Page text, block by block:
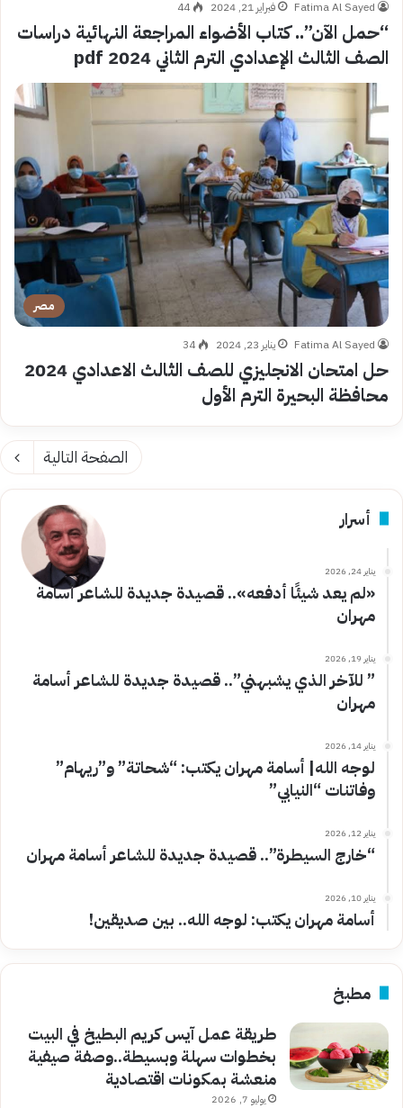
Fatima Al Sayed فبراير 21, 2024 44
“حمل الآن”.. كتاب الأضواء المراجعة النهائية دراسات
الصف الثالث الإعدادي الترم الثاني 2024 pdf
مصر
Fatima Al Sayed يناير 23, 2024 34
حل امتحان الانجليزي للصف الثالث الاعدادي 2024
محافظة البحيرة الترم الأول
الصفحة التالية
أسرار
يناير 24, 2026
«لم يعد شيئًا أدفعه».. قصيدة جديدة للشاعر أسامة
مهران
يناير 19, 2026
” للآخر الذي يشبهني”.. قصيدة جديدة للشاعر أسامة
مهران
يناير 14, 2026
لوجه الله| أسامة مهران يكتب: “شحاتة” و”ريهام”
وفاتنات “النيابي”
يناير 12, 2026
“خارج السيطرة”.. قصيدة جديدة للشاعر أسامة مهران
يناير 10, 2026
أسامة مهران يكتب: لوجه الله.. بين صديقين!
مطبخ
طريقة عمل آيس كريم البطيخ في البيت
بخطوات سهلة وبسيطة..وصفة صيفية
منعشة بمكونات اقتصادية
يوليو 7, 2026